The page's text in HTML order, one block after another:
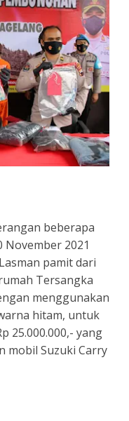
beberapa
November 2021
pamit dari
Tersangka
menggunakan
hitam, untuk
25.000.000,- yang
mobil Suzuki Carry